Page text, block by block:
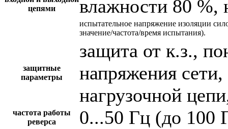
цепями
влажности 80 %,
испытательное напряжение изоляции
значение/частота/время испытания).
защитные
параметры
защита от к.з.,
напряжения
нагрузочной
частота работы
реверса
0...50 Гц (до 100